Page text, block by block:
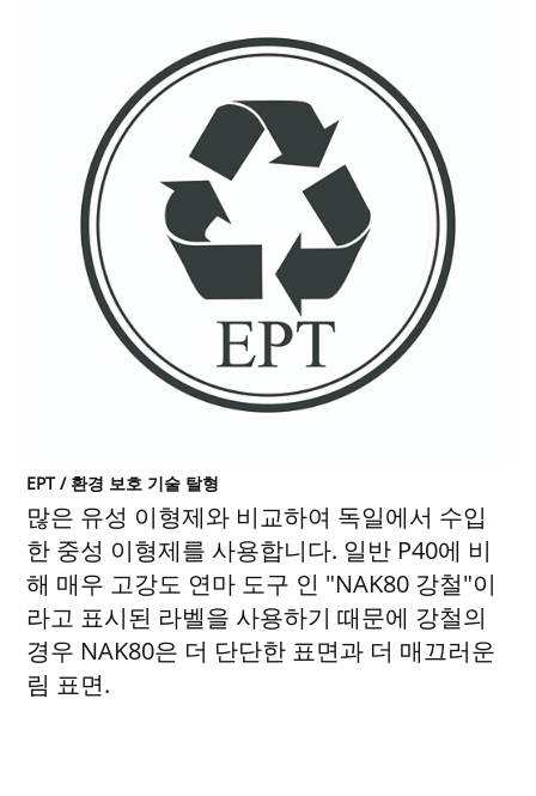
EPT / 환경 보호 기술 탈형
많은 유성 이형제와 비교하여 독일에서 수입
한 중성 이형제를 사용합니다. 일반 P40에 비
해 매우 고강도 연마 도구 인 "NAK80 강철"이
라고 표시된 라벨을 사용하기 때문에 강철의
경우 NAK80은 더 단단한 표면과 더 매끄러운
림 표면.